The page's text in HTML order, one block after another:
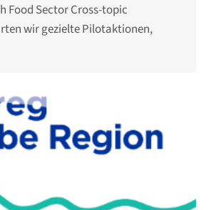
Food Sector Cross-topic
wir gezielte Pilotaktionen,